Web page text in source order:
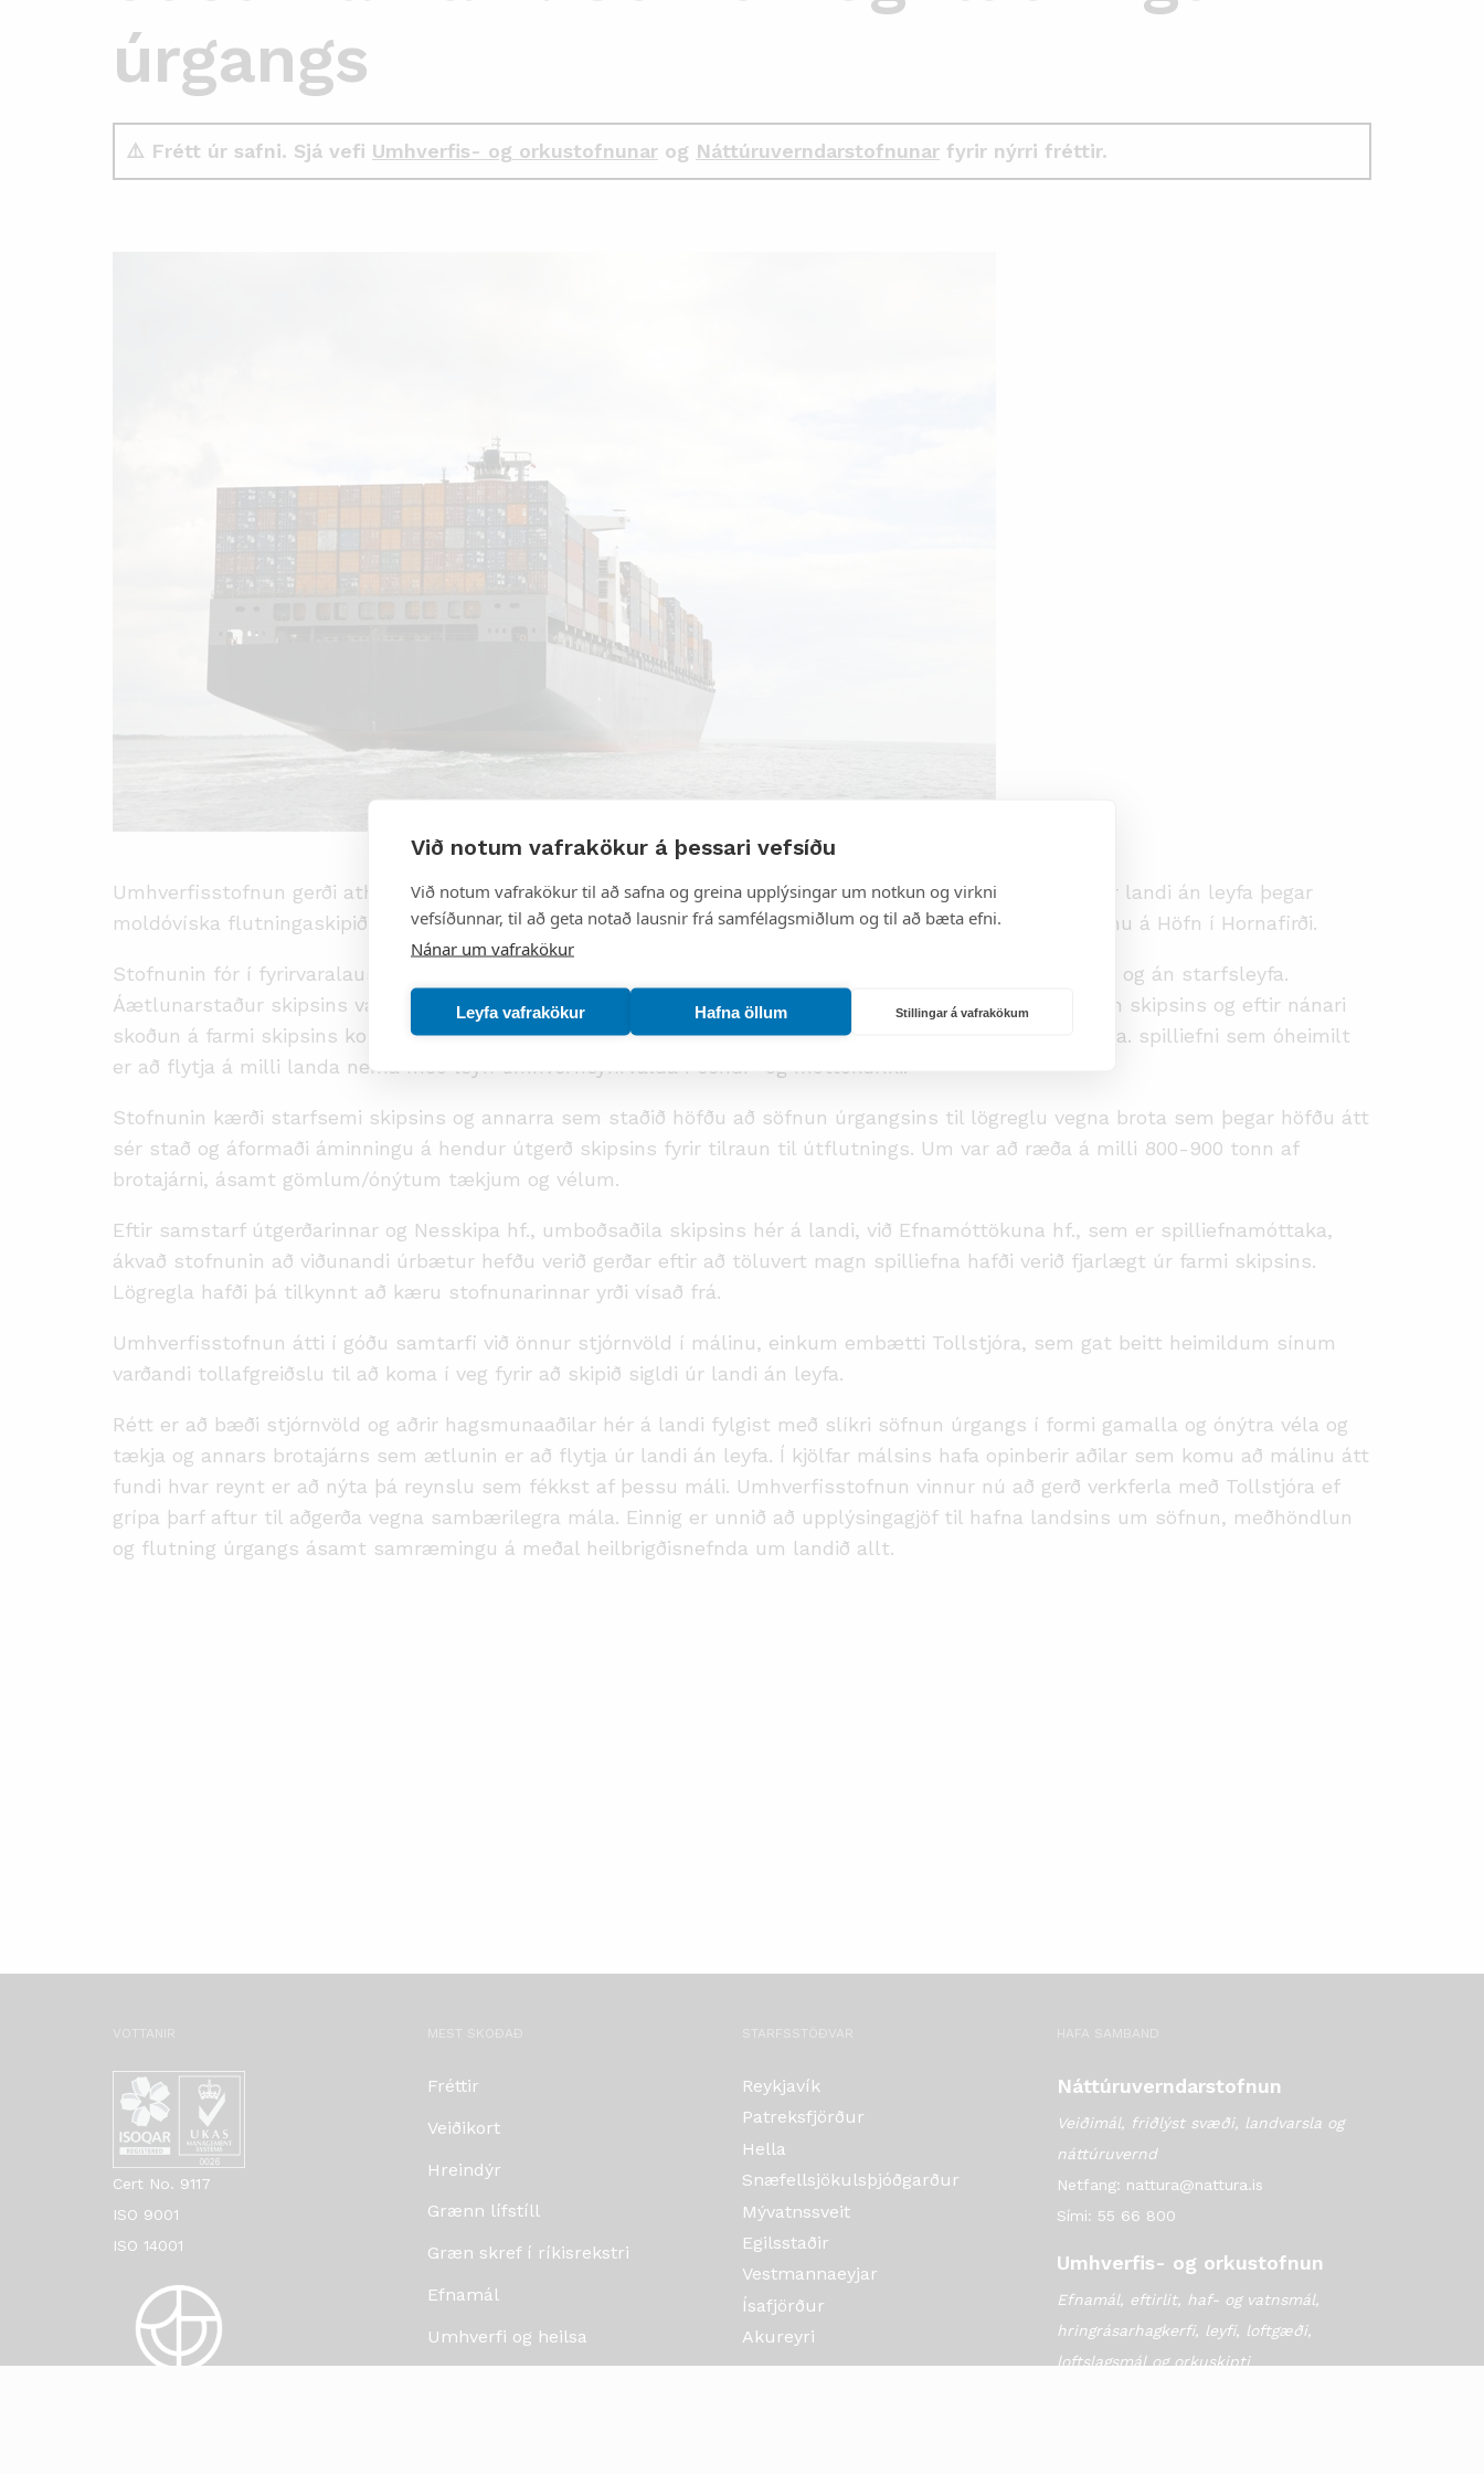
Við notum vafrakökur á þessari vefsíðu
Við notum vafrakökur til að safna og greina upplýsingar um notkun og virkni
vefsíðunnar, til að geta notað lausnir frá samfélagsmiðlum og til að bæta efni.
Nánar um vafrakökur
Leyfa vafrakökur Hafna öllum Stillingar á vafrakökum
úrgangs
⚠️ Frétt úr safni. Sjá vefi Umhverfis- og orkustofnunar og Náttúruverndarstofnunar fyrir nýrri fréttir.
Umhverfisstofnun gerði athugasemdir við söfnun úrgangs, m.a. spilliefna, og tilraun til að flytja úrgang úr landi án leyfa þegar
moldóvíska flutningaskipið Just Mariiam var við höfn í Hafnarfirði í janúar sl. Áður hefði skipið haft viðkomu á Höfn í Hornafirði.
Stofnunin fór í fyrirvaralaust eftirlit í skipið eftir að ábendingar bárust um hugsanlega ólöglega starfsemi og án starfsleyfa.
Áætlunarstaður skipsins var Líbanon. Eftir að skipverjar gátu ekki framvísað umbeðnum gögnum um farm skipsins og eftir nánari
skoðun á farmi skipsins komst stofnunin að þeirri niðurstöðu að farmurinn væri úrgangur sem innihélt m.a. spilliefni sem óheimilt
er að flytja á milli landa nema með leyfi umhverfisyfirvalda í sendi- og móttökuríki.
Stofnunin kærði starfsemi skipsins og annarra sem staðið höfðu að söfnun úrgangsins til lögreglu vegna brota sem þegar höfðu átt
sér stað og áformaði áminningu á hendur útgerð skipsins fyrir tilraun til útflutnings. Um var að ræða á milli 800-900 tonn af
brotajárni, ásamt gömlum/ónýtum tækjum og vélum.
Eftir samstarf útgerðarinnar og Nesskipa hf., umboðsaðila skipsins hér á landi, við Efnamóttökuna hf., sem er spilliefnamóttaka,
ákvað stofnunin að viðunandi úrbætur hefðu verið gerðar eftir að töluvert magn spilliefna hafði verið fjarlægt úr farmi skipsins.
Lögregla hafði þá tilkynnt að kæru stofnunarinnar yrði vísað frá.
Umhverfisstofnun átti í góðu samtarfi við önnur stjórnvöld í málinu, einkum embætti Tollstjóra, sem gat beitt heimildum sínum
varðandi tollafgreiðslu til að koma í veg fyrir að skipið sigldi úr landi án leyfa.
Rétt er að bæði stjórnvöld og aðrir hagsmunaaðilar hér á landi fylgist með slíkri söfnun úrgangs í formi gamalla og ónýtra véla og
tækja og annars brotajárns sem ætlunin er að flytja úr landi án leyfa. Í kjölfar málsins hafa opinberir aðilar sem komu að málinu átt
fundi hvar reynt er að nýta þá reynslu sem fékkst af þessu máli. Umhverfisstofnun vinnur nú að gerð verkferla með Tollstjóra ef
grípa þarf aftur til aðgerða vegna sambærilegra mála. Einnig er unnið að upplýsingagjöf til hafna landsins um söfnun, meðhöndlun
og flutning úrgangs ásamt samræmingu á meðal heilbrigðisnefnda um landið allt.
VOTTANIR
Cert No. 9117
ISO 9001
ISO 14001
MEST SKOÐAÐ
Fréttir
Veiðikort
Hreindýr
Grænn lífstíll
Græn skref í ríkisrekstri
Efnamál
Umhverfi og heilsa
STARFSSTÖÐVAR
Reykjavík
Patreksfjörður
Hella
Snæfellsjökulsþjóðgarður
Mývatnssveit
Egilsstaðir
Vestmannaeyjar
Ísafjörður
Akureyri
HAFA SAMBAND
Náttúruverndarstofnun
Veiðimál, friðlýst svæði, landvarsla og
náttúruvernd
Netfang: nattura@nattura.is
Sími: 55 66 800
Umhverfis- og orkustofnun
Efnamál, eftirlit, haf- og vatnsmál,
hringrásarhagkerfi, leyfi, loftgæði,
loftslagsmál og orkuskipti